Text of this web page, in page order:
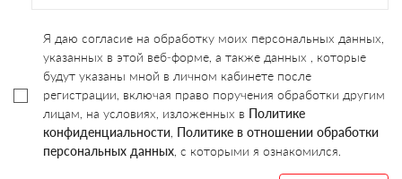
Я даю согласие на обработку моих персональных данных,
указанных в этой веб-форме, а также данных , которые
будут указаны мной в личном кабинете после
регистрации, включая право поручения обработки другим
лицам, на условиях, изложенных в Политике
конфиденциальности Политике в отношении обработки
персональных данных , с которыми я ознакомился.